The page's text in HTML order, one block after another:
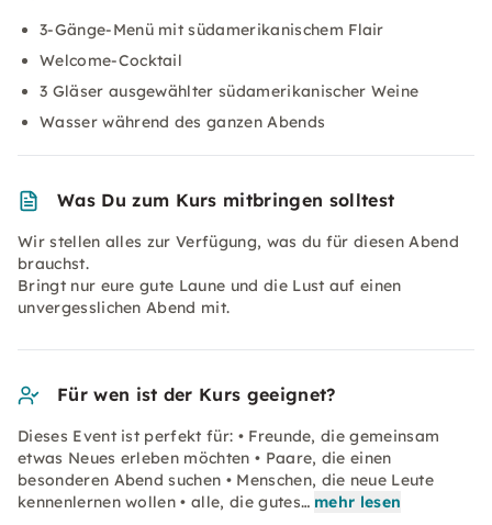
3-Gänge-Menü mit südamerikanischem Flair
Welcome-Cocktail
3 Gläser ausgewählter südamerikanischer Weine
Wasser während des ganzen Abends
Was Du zum Kurs mitbringen solltest
Wir stellen alles zur Verfügung, was du für diesen Abend
brauchst.
Bringt nur eure gute Laune und die Lust auf einen
unvergesslichen Abend mit.
Für wen ist der Kurs geeignet?
Dieses Event ist perfekt für: • Freunde, die gemeinsam
etwas Neues erleben möchten • Paare, die einen
besonderen Abend suchen • Menschen, die neue Leute
kennenlernen wollen • alle, die gutes… mehr lesen